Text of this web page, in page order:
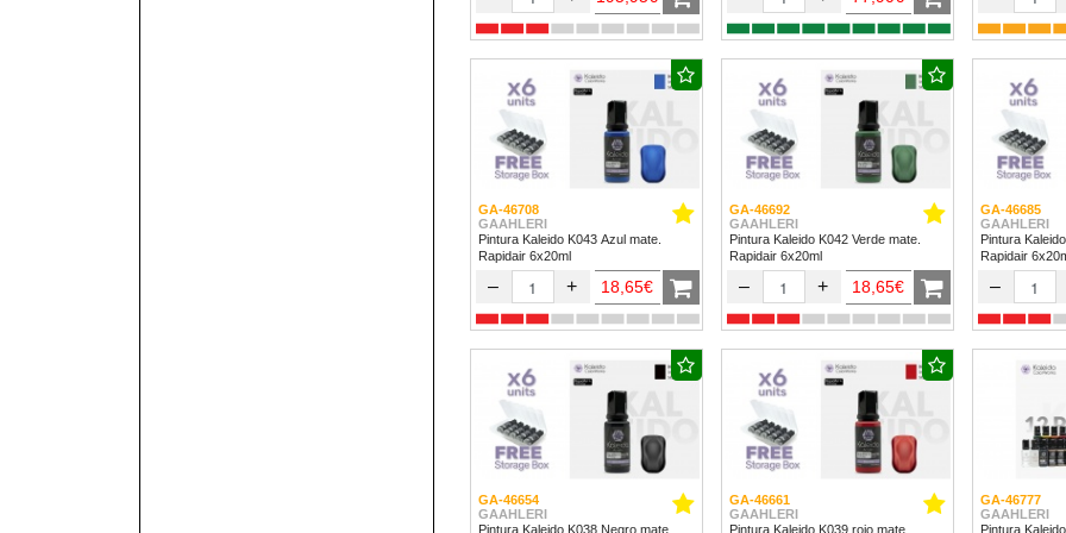
GA-46708
GAAHLERI
Pintura Kaleido K043 Azul mate.
Rapidair 6x20ml
– + 18,65€
GA-46692
GAAHLERI
Pintura Kaleido K042 Verde mate.
Rapidair 6x20ml
– + 18,65€
GA-46685
GAAHLERI
Pintura
Rapidair
–
GA-46654
GAAHLERI
Pintura Kaleido K038 Negro mate.
GA-46661
GAAHLERI
Pintura Kaleido K039 rojo mate.
GA-46777
GAAHLERI
Pintura